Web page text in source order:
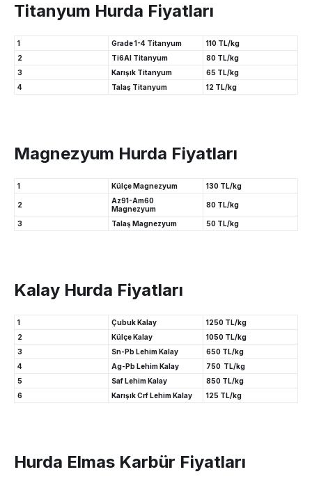
Titanyum Hurda Fiyatları
1 Grade 1-4 Titanyum
110 TL/kg
2
Ti6Al Titanyum
80 TL/kg
3
Karışık Titanyum
65 TL/kg
4
Talaş Titanyum 12 TL/kg
Magnezyum Hurda Fiyatları
1 Külçe Magnezyum 130 TL/kg
2
Az91-Am60
Magnezyum
80 TL/kg
3 Talaş Magnezyum 50 TL/kg
Kalay Hurda Fiyatları
1 Çubuk Kalay
1250 TL/kg
2
Külçe Kalay
1050 TL/kg
3
Sn-Pb Lehim Kalay
650 TL/kg
4
Ag-Pb Lehim Kalay
750 TL/kg
5
Saf Lehim Kalay
850 TL/kg
6
Karışık Crf Lehim Kalay 125 TL/kg
Hurda Elmas Karbür Fiyatları